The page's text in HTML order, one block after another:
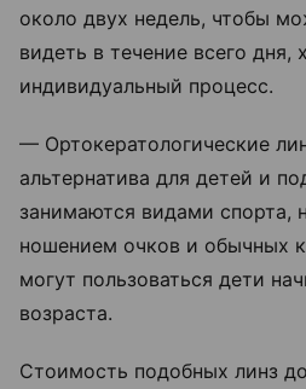
около двух недель, чтобы
видеть в течение всего дня,
индивидуальный процесс.
— Ортокератологические
альтернатива для детей и
занимаются видами спорта,
ношением очков и обычных
могут пользоваться дети
возраста.
Стоимость подобных линз